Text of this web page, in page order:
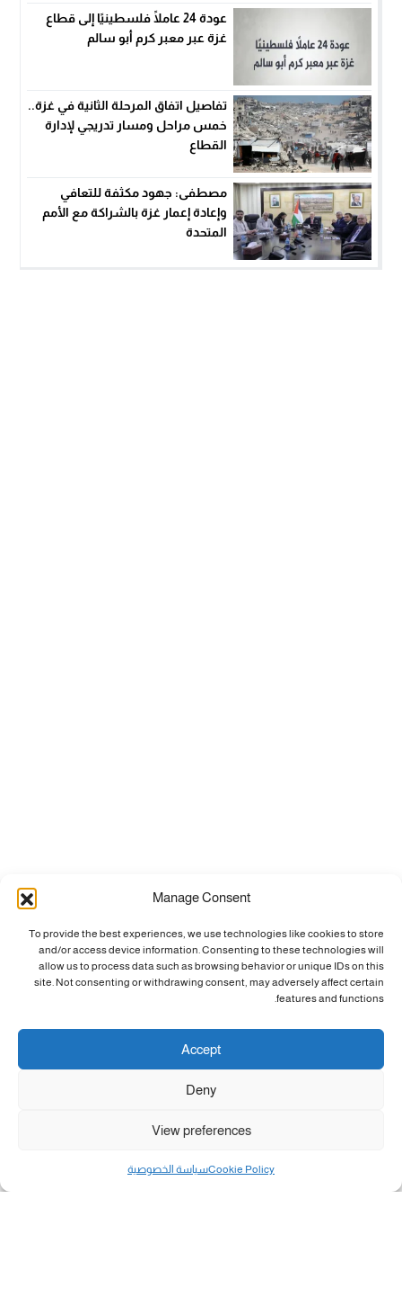
Manage Consent
To provide the best experiences, we use technologies like cookies to store
and/or access device information. Consenting to these technologies will
allow us to process data such as browsing behavior or unique IDs on this
site. Not consenting or withdrawing consent, may adversely affect certain
features and functions.
Accept
Deny
View preferences
Cookie Policyسياسة الخصوصية
عودة 24 عاملًا فلسطينيًا إلى قطاع
غزة عبر معبر كرم أبو سالم
تفاصيل اتفاق المرحلة الثانية في غزة..
خمس مراحل ومسار تدريجي لإدارة
القطاع
مصطفى: جهود مكثفة للتعافي
وإعادة إعمار غزة بالشراكة مع الأمم
المتحدة
مال و أعمال